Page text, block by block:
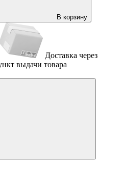
В корзину
Доставка через
выдачи товара